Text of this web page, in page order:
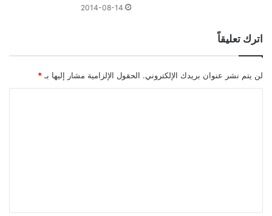
2014-08-14
اترك تعليقاً
لن يتم نشر عنوان بريدك الإلكتروني. الحقول الإلزامية مشار إليها بـ *